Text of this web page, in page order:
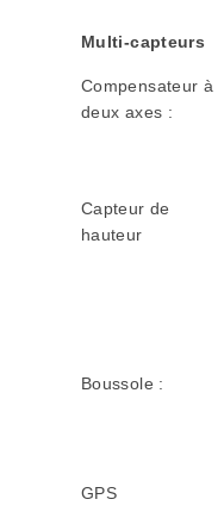
Multi-capteurs
Compensateur à
deux axes :
Capteur de
hauteur
Boussole :
GPS